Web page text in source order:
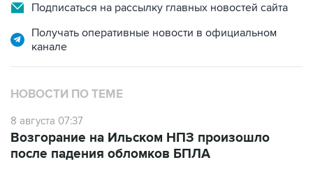
Подписаться на рассылку главных новостей сайта
Получать оперативные новости в официальном
канале
НОВОСТИ ПО ТЕМЕ
8 августа 07:37
Возгорание на Ильском НПЗ произошло
после падения обломков БПЛА